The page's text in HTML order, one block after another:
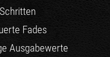
Fades
Ausgabewerte